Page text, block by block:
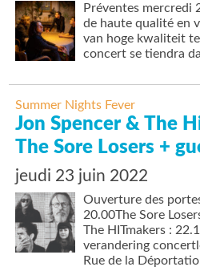
Préventes mercredi
de haute qualité en
van hoge kwaliteit
concert se tiendra
Summer Nights Fever
Jon Spencer & The
The Sore Losers +
jeudi 23 juin 2022
Ouverture des
20.00The Sore
The HITmakers :
verandering
Rue de la